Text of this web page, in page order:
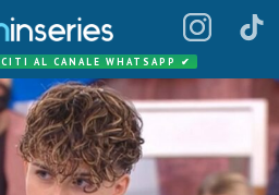
AL CANALE WHATSAPP ✔